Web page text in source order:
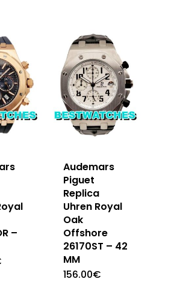
–
Audemars
Piguet
Replica
Uhren Royal
Oak
Offshore
26170ST – 42
MM
156.00€